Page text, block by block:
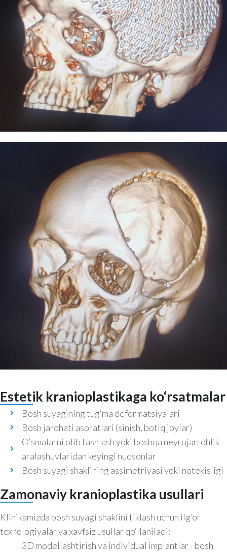
Estetik kranioplastikaga ko‘rsatmalar
Bosh suyagining tug‘ma deformatsiyalari
Bosh jarohati asoratlari (sinish, botiq joylar)
O‘smalarni olib tashlash yoki boshqa neyrojarrohlik
aralashuvlaridan keyingi nuqsonlar
Bosh suyagi shaklining assimetriyasi yoki notekisligi
Zamonaviy kranioplastika usullari
Klinikamizda bosh suyagi shaklini tiklash uchun ilg‘or
texnologiyalar va xavfsiz usullar qo‘llaniladi:
3D modellashtirish va individual implantlar - bosh